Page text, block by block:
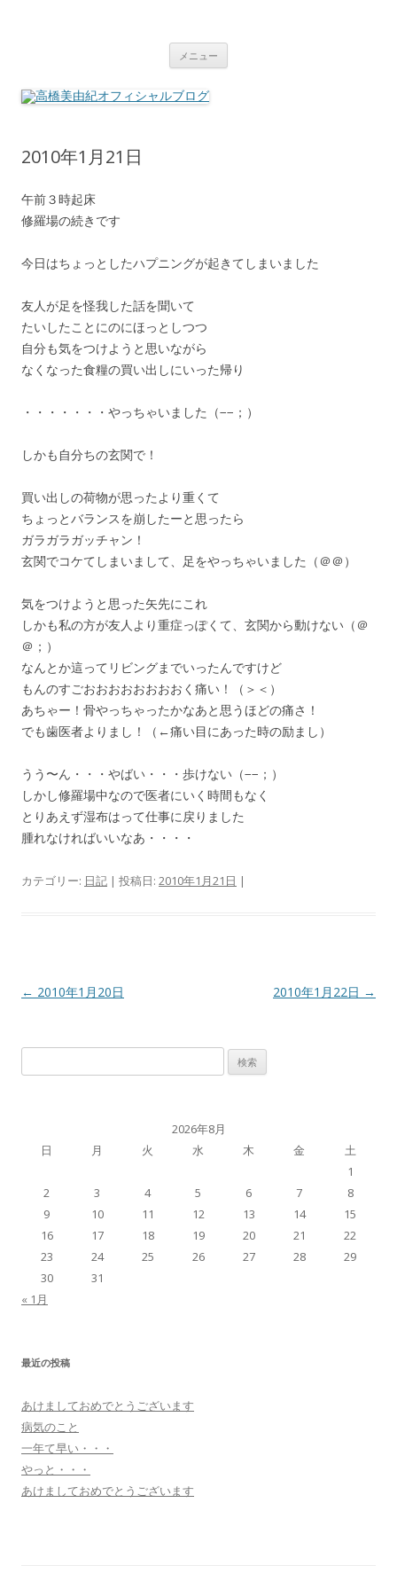
メニュー
2010年1月21日
午前３時起床
修羅場の続きです
今日はちょっとしたハプニングが起きてしまいました
友人が足を怪我した話を聞いて
たいしたことにのにほっとしつつ
自分も気をつけようと思いながら
なくなった食糧の買い出しにいった帰り
・・・・・・・やっちゃいました（−−；）
しかも自分ちの玄関で！
買い出しの荷物が思ったより重くて
ちょっとバランスを崩したーと思ったら
ガラガラガッチャン！
玄関でコケてしまいまして、足をやっちゃいました（＠＠）
気をつけようと思った矢先にこれ
しかも私の方が友人より重症っぽくて、玄関から動けない（＠
＠；）
なんとか這ってリビングまでいったんですけど
もんのすごおおおおおおおおく痛い！（＞＜）
あちゃー！骨やっちゃったかなあと思うほどの痛さ！
でも歯医者よりまし！（←痛い目にあった時の励まし）
うう〜ん・・・やばい・・・歩けない（−−；）
しかし修羅場中なので医者にいく時間もなく
とりあえず湿布はって仕事に戻りました
腫れなければいいなあ・・・・
カテゴリー: 日記 | 投稿日: 2010年1月21日 |
投
← 2010年1月20日 2010年1月22日 →
索:
2026年8月
日
月 火 水 木 金
土
1
2
3 4 5 6 7
8
9
10 11 12 13 14
15
16
17 18 19 20 21
22
23
24 25 26 27 28
29
30
31
« 1月
最近の投稿
あけましておめでとうございます
病気のこと
一年て早い・・・
やっと・・・
あけましておめでとうございます